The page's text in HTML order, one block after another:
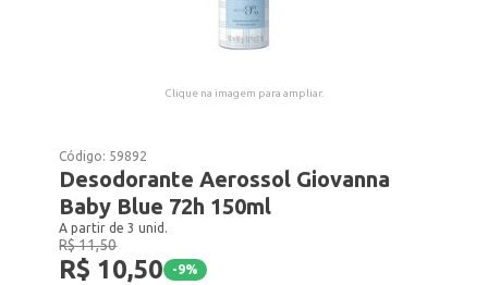
Clique na imagem para ampliar.
Código: 59892
Desodorante Aerossol Giovanna
Baby Blue 72h 150ml
A partir de 3 unid.
R$ 11,50
R$ 10,50 -9%